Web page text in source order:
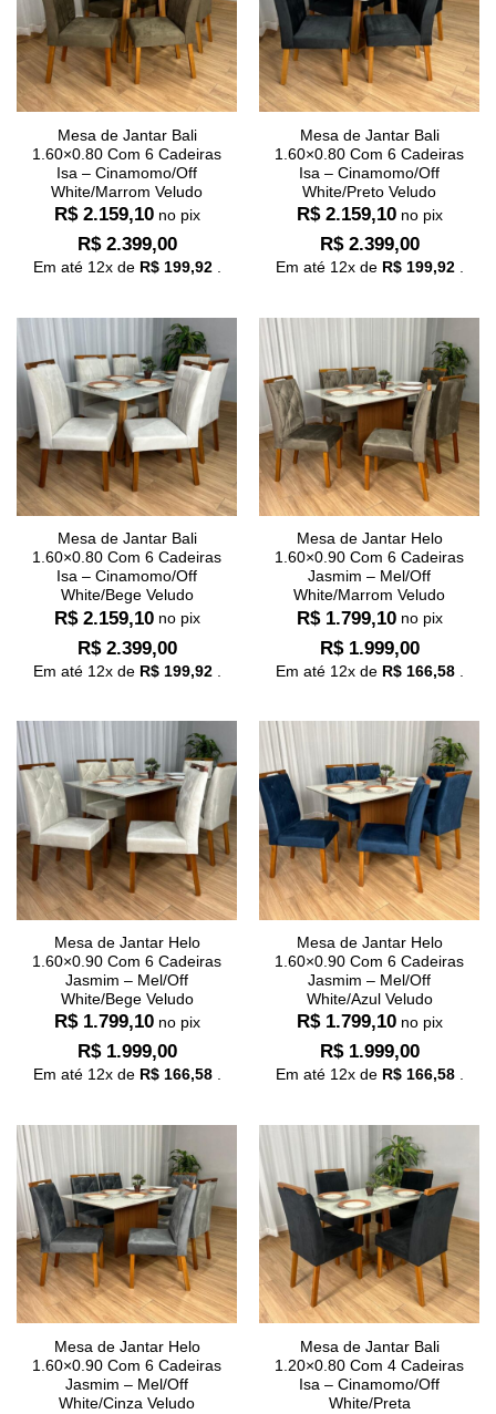
Mesa de Jantar Bali
1.60×0.80 Com 6 Cadeiras
Isa – Cinamomo/Off
White/Marrom Veludo
R$2.159,10 no pix
R$2.399,00
Em até 12x de R$199,92.
Mesa de Jantar Bali
1.60×0.80 Com 6 Cadeiras
Isa – Cinamomo/Off
White/Preto Veludo
R$2.159,10 no pix
R$2.399,00
Em até 12x de R$199,92.
Mesa de Jantar Bali
1.60×0.80 Com 6 Cadeiras
Isa – Cinamomo/Off
White/Bege Veludo
R$2.159,10 no pix
R$2.399,00
Em até 12x de R$199,92.
Mesa de Jantar Helo
1.60×0.90 Com 6 Cadeiras
Jasmim – Mel/Off
White/Marrom Veludo
R$1.799,10 no pix
R$1.999,00
Em até 12x de R$166,58.
Mesa de Jantar Helo
1.60×0.90 Com 6 Cadeiras
Jasmim – Mel/Off
White/Bege Veludo
R$1.799,10 no pix
R$1.999,00
Em até 12x de R$166,58.
Mesa de Jantar Helo
1.60×0.90 Com 6 Cadeiras
Jasmim – Mel/Off
White/Azul Veludo
R$1.799,10 no pix
R$1.999,00
Em até 12x de R$166,58.
Mesa de Jantar Helo
1.60×0.90 Com 6 Cadeiras
Jasmim – Mel/Off
White/Cinza Veludo
Mesa de Jantar Bali
1.20×0.80 Com 4 Cadeiras
Isa – Cinamomo/Off
White/Preta